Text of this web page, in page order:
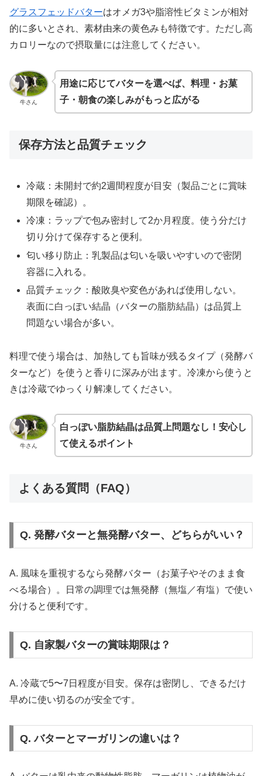
グラスフェッドバターはオメガ3や脂溶性ビタミンが相対
的に多いとされ、素材由来の黄色みも特徴です。ただし高
カロリーなので摂取量には注意してください。
牛さん
用途に応じてバターを選べば、料理・お菓
子・朝食の楽しみがもっと広がる
保存方法と品質チェック
冷蔵：未開封で約2週間程度が目安（製品ごとに賞味
期限を確認）。
冷凍：ラップで包み密封して2か月程度。使う分だけ
切り分けて保存すると便利。
匂い移り防止：乳製品は匂いを吸いやすいので密閉
容器に入れる。
品質チェック：酸敗臭や変色があれば使用しない。
表面に白っぽい結晶（バターの脂肪結晶）は品質上
問題ない場合が多い。
料理で使う場合は、加熱しても旨味が残るタイプ（発酵バ
ターなど）を使うと香りに深みが出ます。冷凍から使うと
きは冷蔵でゆっくり解凍してください。
牛さん
白っぽい脂肪結晶は品質上問題なし！安心し
て使えるポイント
よくある質問（FAQ）
Q. 発酵バターと無発酵バター、どちらがいい？
A. 風味を重視するなら発酵バター（お菓子やそのまま食
べる場合）。日常の調理では無発酵（無塩／有塩）で使い
分けると便利です。
Q. 自家製バターの賞味期限は？
A. 冷蔵で5〜7日程度が目安。保存は密閉し、できるだけ
早めに使い切るのが安全です。
Q. バターとマーガリンの違いは？